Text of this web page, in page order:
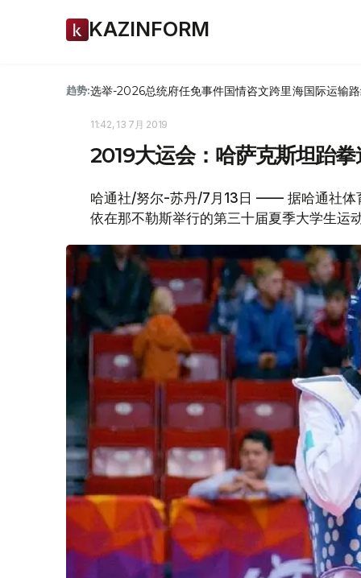
KAZINFORM
趋势:选举-2026总统府任免事件国情咨文跨里海国际运输
11:42, 13 7月 2019
2019大运会：哈萨克斯坦跆
哈通社/努尔-苏丹/7月13日 —— 据哈通社体
依在那不勒斯举行的第三十届夏季大学生运